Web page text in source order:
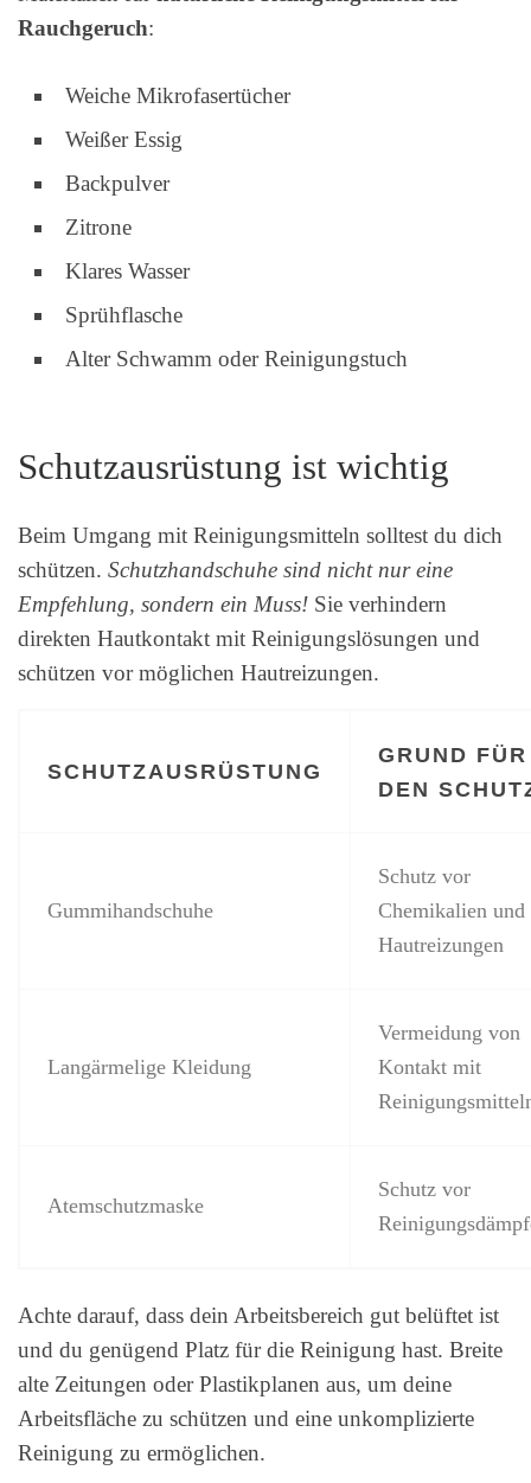
Rauchgeruch:
Weiche Mikrofasertücher
Weißer Essig
Backpulver
Zitrone
Klares Wasser
Sprühflasche
Alter Schwamm oder Reinigungstuch
Schutzausrüstung ist wichtig
Beim Umgang mit Reinigungsmitteln solltest du dich
schützen. Schutzhandschuhe sind nicht nur eine
Empfehlung, sondern ein Muss! Sie verhindern
direkten Hautkontakt mit Reinigungslösungen und
schützen vor möglichen Hautreizungen.
SCHUTZAUSRÜSTUNG
GRUND FÜR
DEN
Gummihandschuhe
Schutz vor
Chemikalien und
Hautreizungen
Langärmelige Kleidung
Vermeidung von
Kontakt mit
Atemschutzmaske
Schutz vor
Achte darauf, dass dein Arbeitsbereich gut belüftet ist
und du genügend Platz für die Reinigung hast. Breite
alte Zeitungen oder Plastikplanen aus, um deine
Arbeitsfläche zu schützen und eine unkomplizierte
Reinigung zu ermöglichen.